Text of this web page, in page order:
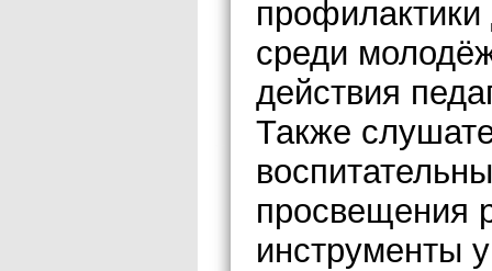
профилактики
среди
действия
Также
просвещения
инструменты